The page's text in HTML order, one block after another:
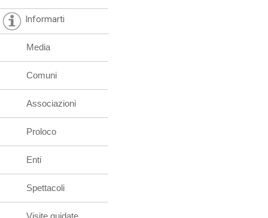
Informarti
Media
Comuni
Associazioni
Proloco
Enti
Spettacoli
Visite guidate